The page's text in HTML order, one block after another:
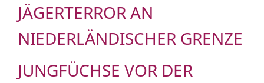
JÄGERTERROR AN
NIEDERLÄNDISCHER GRENZE
JUNGFÜCHSE VOR DER